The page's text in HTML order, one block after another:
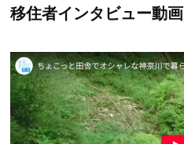
移住者インタビュー動画